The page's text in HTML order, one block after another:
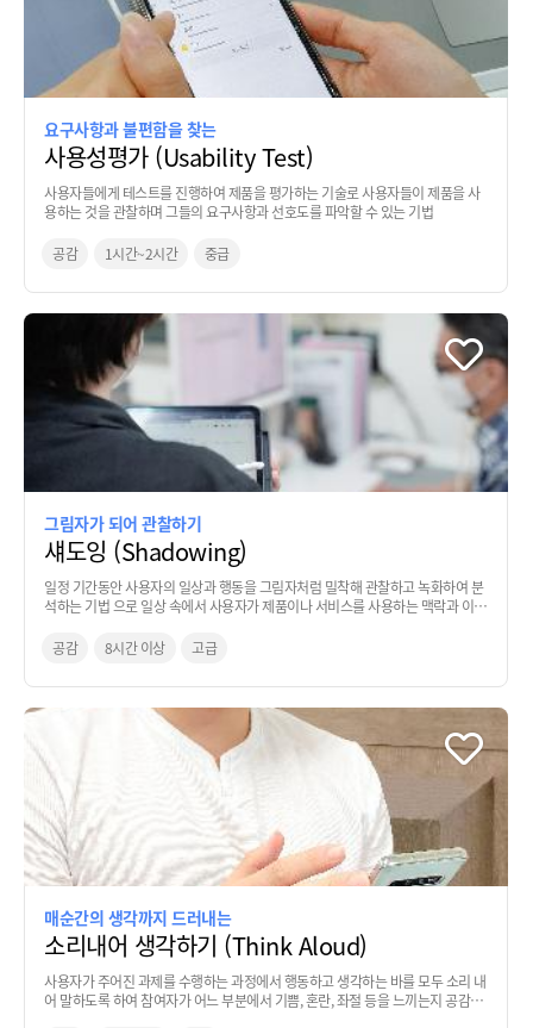
요구사항과 불편함을 찾는
사용성평가 (Usability Test)
사용자들에게 테스트를 진행하여 제품을 평가하는 기술로 사용자들이 제품을 사
용하는 것을 관찰하며 그들의 요구사항과 선호도를 파악할 수 있는 기법
공감 1시간~2시간 중급
그림자가 되어 관찰하기
섀도잉 (Shadowing)
일정 기간동안 사용자의 일상과 행동을 그림자처럼 밀착해 관찰하고 녹화하여 분
석하는 기법 으로 일상 속에서 사용자가 제품이나 서비스를 사용하는 맥락과 이를
한 아이디어 등을 파악하는 관찰 기법
공감 8시간 이상 고급
매순간의 생각까지 드러내는
소리내어 생각하기 (Think Aloud)
사용자가 주어진 과제를 수행하는 과정에서 행동하고 생각하는 바를 모두 소리 내
어 말하도록 하여 참여자가 어느 부분에서 기쁨, 혼란, 좌절 등을 느끼는지 공감하